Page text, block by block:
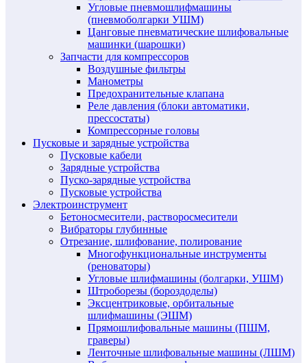
Угловые пневмошлифмашины
(пневмоболгарки УШМ)
Цанговые пневматические шлифовальные
машинки (шарошки)
Запчасти для компрессоров
Воздушные фильтры
Манометры
Предохранительные клапана
Реле давления (блоки автоматики,
прессостаты)
Компрессорные головы
Пусковые и зарядные устройства
Пусковые кабели
Зарядные устройства
Пуско-зарядные устройства
Пусковые устройства
Электроинструмент
Бетоносмесители, растворосмесители
Вибраторы глубинные
Отрезание, шлифование, полирование
Многофункциональные инструменты
(реноваторы)
Угловые шлифмашины (болгарки, УШМ)
Штроборезы (бороздоделы)
Эксцентриковые, орбитальные
шлифмашины (ЭШМ)
Прямошлифовальные машины (ПШМ,
граверы)
Ленточные шлифовальные машины (ЛШМ)